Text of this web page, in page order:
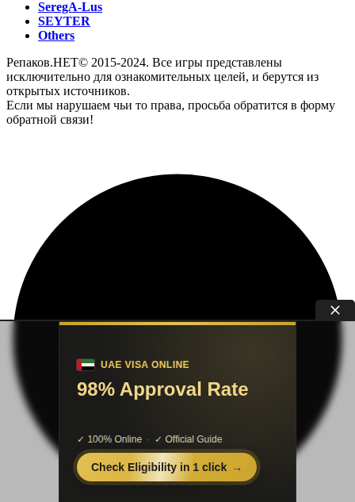
SeregA-Lus
SEYTER
Others
Репаков.НЕТ© 2015-2024. Все игры представлены
исключительно для ознакомительных целей, и берутся из
открытых источников.
Если мы нарушаем чьи то права, просьба обратится в форму
обратной связи!